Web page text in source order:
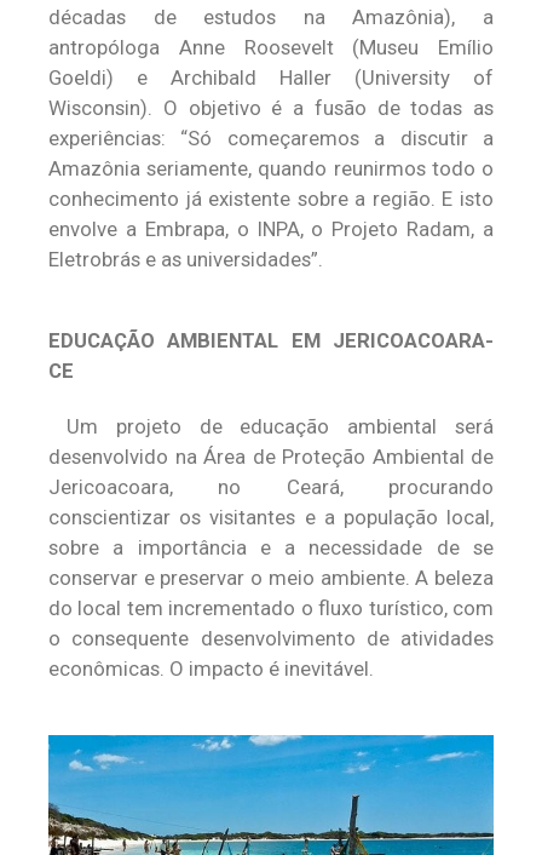
décadas de estudos na Amazônia), a
antropóloga Anne Roosevelt (Museu Emílio
Goeldi) e Archibald Haller (University of
Wisconsin). O objetivo é a fusão de todas as
experiências: “Só começaremos a discutir a
Amazônia seriamente, quando reunirmos todo o
conhecimento já existente sobre a região. E isto
envolve a Embrapa, o INPA, o Projeto Radam, a
Eletrobrás e as universidades”.
EDUCAÇÃO AMBIENTAL EM JERICOACOARA-
CE
Um projeto de educação ambiental será
desenvolvido na Área de Proteção Ambiental de
Jericoacoara, no Ceará, procurando
conscientizar os visitantes e a população local,
sobre a importância e a necessidade de se
conservar e preservar o meio ambiente. A beleza
do local tem incrementado o fluxo turístico, com
o consequente desenvolvimento de atividades
econômicas. O impacto é inevitável.